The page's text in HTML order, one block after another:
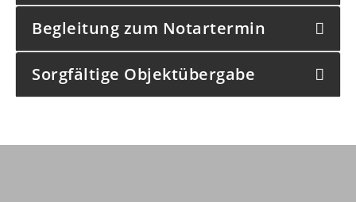
Begleitung zum Notartermin
Sorgfältige Objektübergabe